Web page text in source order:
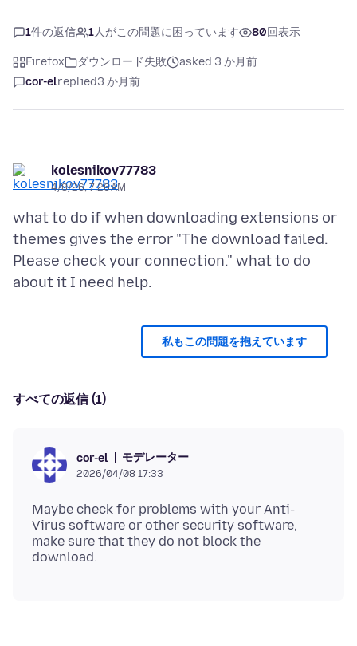
1件の返信 1人がこの問題に困っています 80回表示
Firefox ダウンロード失敗
asked 3 か月前
cor-elreplied3 か月前
kolesnikov77783
4/8/26, 7:26 AM
what to do if when downloading extensions or
themes gives the error "The download failed.
Please check your connection." what to do
私もこの問題を抱えています
すべての返信 (1)
cor-el モデレーター
2026/04/08 17:33
Maybe check for problems with your Anti-
Virus software or other security software,
make sure that they do not block the